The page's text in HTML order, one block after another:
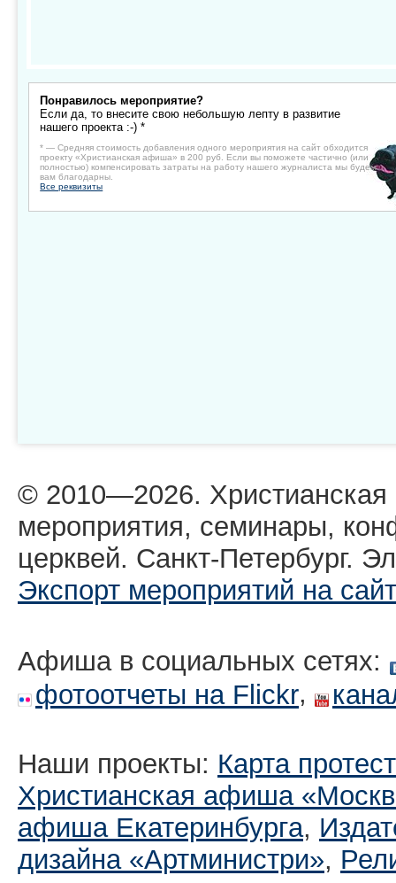
Понравилось мероприятие?
Если да, то внесите свою небольшую лепту в развитие
нашего проекта :-) *
* — Средняя стоимость добавления одного мероприятия на сайт обходится
проекту «Христианская афиша» в 200 руб. Если вы поможете частично (или
полностью) компенсировать затраты на работу нашего журналиста мы будем
вам благодарны.
Все реквизиты
© 2010—2026.
мероприятия, семинары,
церквей. Санкт-Петербург.
Экспорт мероприятий на сайт
Афиша в социальных сетях:
фотоотчеты на Flickr,
Наши проекты: Карта
Христианская афиша
афиша Екатеринбургa,
дизайна «Артминистри»,